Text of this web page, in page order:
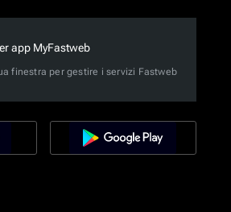
app MyFastweb
finestra per gestire i servizi Fastweb